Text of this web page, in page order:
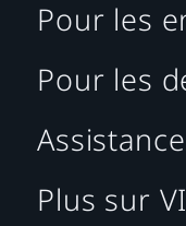
Pour les
Pour les
Assistance
Plus sur